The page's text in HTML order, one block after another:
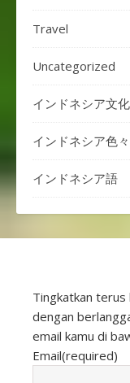
Travel
Uncategorized
インドネシア文化
インドネシア色々
インドネシア語
Tingkatkan terus
dengan
email kamu di
Email(required)